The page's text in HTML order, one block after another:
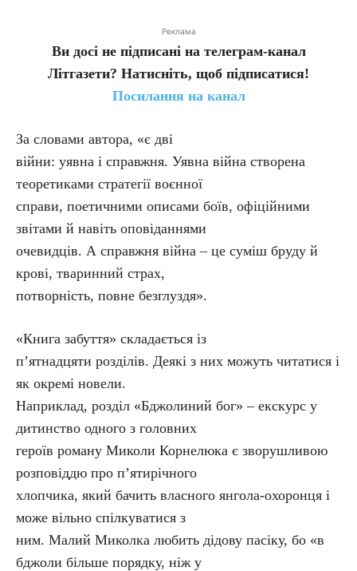
Реклама
Ви досі не підписані на телеграм-канал
Літгазети? Натисніть, щоб підписатися!
Посилання на канал
За словами автора, «є дві
війни: уявна і справжня. Уявна війна створена
теоретиками стратегії воєнної
справи, поетичними описами боїв, офіційними
звітами й навіть оповіданнями
очевидців. А справжня війна – це суміш бруду й
крові, тваринний страх,
потворність, повне безглуздя».
«Книга забуття» складається із
п’ятнадцяти розділів. Деякі з них можуть читатися і
як окремі новели.
Наприклад, розділ «Бджолиний бог» – екскурс у
дитинство одного з головних
героїв роману Миколи Корнелюка є зворушливою
розповіддю про п’ятирічного
хлопчика, який бачить власного янгола-охоронця і
може вільно спілкуватися з
ним. Малий Миколка любить дідову пасіку, бо «в
бджоли більше порядку, ніж у